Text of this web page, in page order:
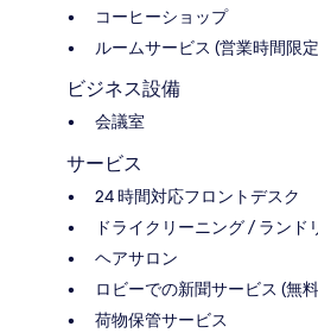
コーヒーショップ
ルームサービス (営業時間限
ビジネス設備
会議室
サービス
24 時間対応フロントデスク
ドライクリーニング / ランド
ヘアサロン
ロビーでの新聞サービス (無
荷物保管サービス